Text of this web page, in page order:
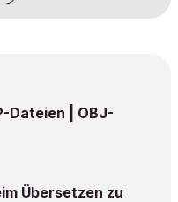
Dateien | OBJ-
Übersetzen zu